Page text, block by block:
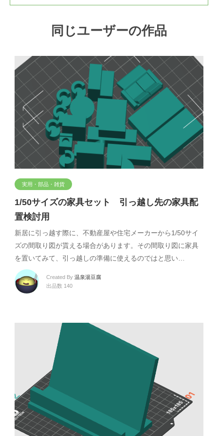
同じユーザーの作品
実用・部品・雑貨
1/50サイズの家具セット 引っ越し先の家具配
置検討用
新居に引っ越す際に、不動産屋や住宅メーカーから1/50サイ
ズの間取り図が貰える場合があります。その間取り図に家具
を置いてみて、引っ越しの準備に使えるのではと思い…
Created By 温泉湯豆腐
出品数 140